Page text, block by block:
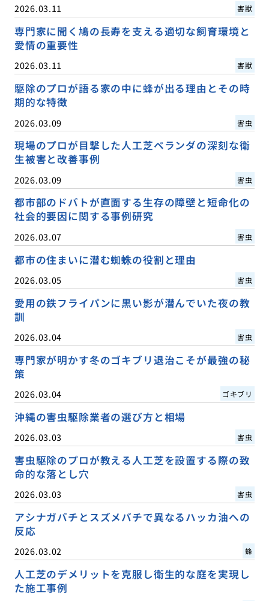
2026.03.11 害獣
専門家に聞く鳩の長寿を支える適切な飼育環境と
愛情の重要性
2026.03.11 害獣
駆除のプロが語る家の中に蜂が出る理由とその時
期的な特徴
2026.03.09 害虫
現場のプロが目撃した人工芝ベランダの深刻な衛
生被害と改善事例
2026.03.09 害虫
都市部のドバトが直面する生存の障壁と短命化の
社会的要因に関する事例研究
2026.03.07 害虫
都市の住まいに潜む蜘蛛の役割と理由
2026.03.05 害虫
愛用の鉄フライパンに黒い影が潜んでいた夜の教
訓
2026.03.04 害虫
専門家が明かす冬のゴキブリ退治こそが最強の秘
策
2026.03.04 ゴキブリ
沖縄の害虫駆除業者の選び方と相場
2026.03.03 害虫
害虫駆除のプロが教える人工芝を設置する際の致
命的な落とし穴
2026.03.03 害虫
アシナガバチとスズメバチで異なるハッカ油への
反応
2026.03.02 蜂
人工芝のデメリットを克服し衛生的な庭を実現し
た施工事例